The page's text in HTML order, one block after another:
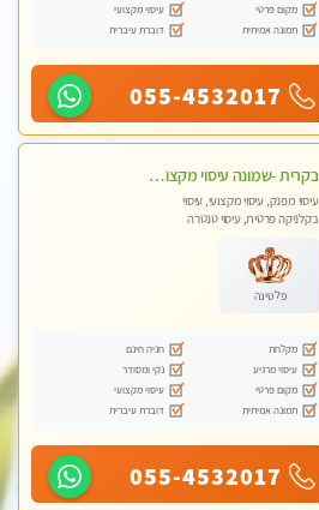
מקום פרטי
עיסוי מקצועי
תמונה אמיתית
דוברת עיברית
055-4532017
בקרית -שמונה עיסוי מקצועי מפנק עיסוי עם אבנים חמות. מעסה עם תעודות. טיפול מרגיע ומפנק באווירה נעימה ושקטה
עיסוי מפנק, עיסוי מקצועי, עיסוי
בקלניקה פרטית, עיסוי טנטרה
פלטינה
מקלחת
חניה חינם
עיסוי מרגיע
נקי ומסודר
מקום פרטי
עיסוי מקצועי
תמונה אמיתית
דוברת עיברית
055-4532017